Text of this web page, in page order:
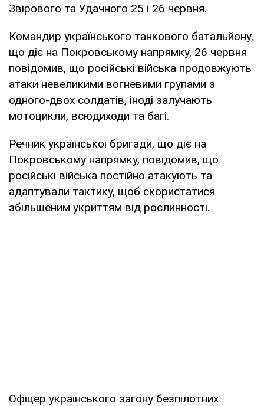
Звірового та Удачного 25 і 26 червня.
Командир українського танкового батальйону,
що діє на Покровському напрямку, 26 червня
повідомив, що російські війська продовжують
атаки невеликими вогневими групами з
одного-двох солдатів, іноді залучають
мотоцикли, всюдиходи та багі.
Речник української бригади, що діє на
Покровському напрямку, повідомив, що
російські війська постійно атакують та
адаптували тактику, щоб скористатися
збільшеним укриттям від рослинності.
Офіцер українського загону безпілотних